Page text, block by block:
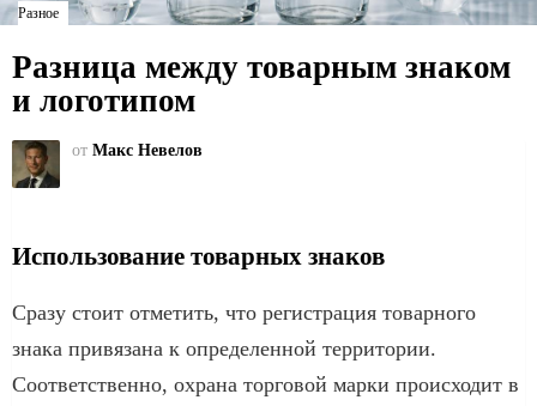
Разное
Разница между товарным знаком
и логотипом
от Макс Невелов
Использование товарных знаков
Сразу стоит отметить, что регистрация товарного
знака привязана к определенной территории.
Соответственно, охрана торговой марки происходит в